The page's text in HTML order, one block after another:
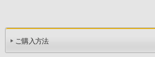
ご購入方法